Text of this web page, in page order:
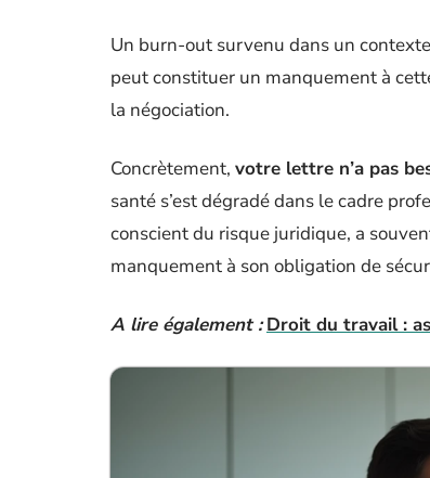
Un burn-out survenu dans un
peut constituer un manquement à
la négociation.
Concrètement, votre lettre n’a pas
santé s’est dégradé dans le cadre
conscient du risque juridique, a
manquement à son obligation de
A lire également : Droit du travail :